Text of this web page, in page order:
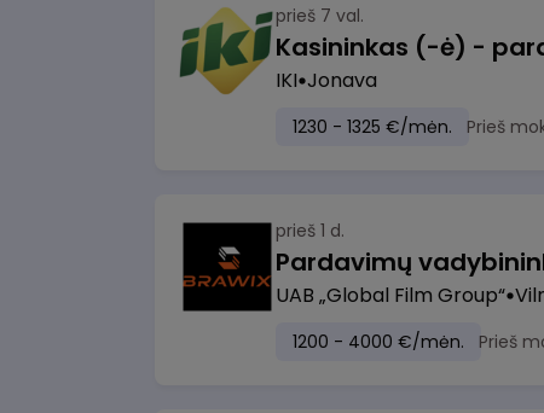
prieš 7 val.
IKI Jonava
1230 - 1325 €/mėn. Prieš
prieš 1 d.
UAB „Global Film Group“
1200 - 4000 €/mėn. Prieš